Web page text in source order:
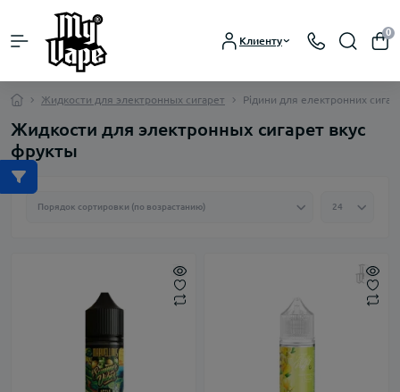
Клиенту
0
Жидкости для электронных сигарет Рідини для електронних
Жидкости для электронных сигарет вкус
фрукты